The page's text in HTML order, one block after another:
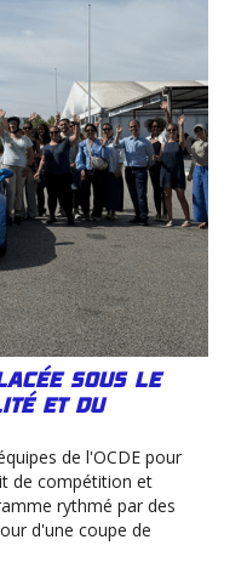
sous le
et du
de l'OCDE pour
de compétition et
rythmé par des
d'une coupe de